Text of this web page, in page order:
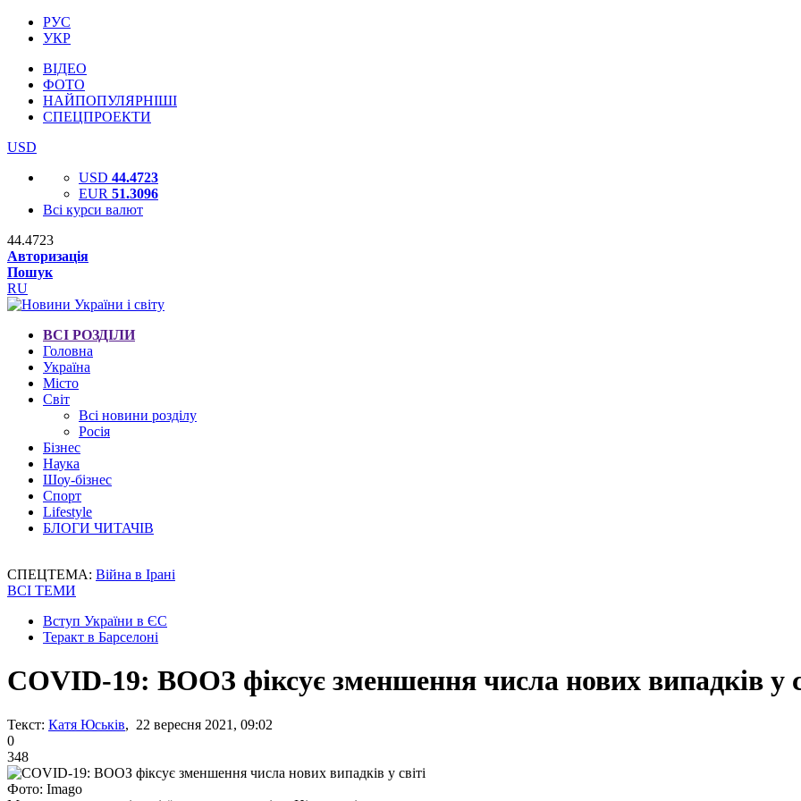
РУС
УКР
ВІДЕО
ФОТО
НАЙПОПУЛЯРНІШІ
СПЕЦПРОЕКТИ
USD
USD 44.4723
EUR 51.3096
Всі курси валют
44.4723
Авторизація
Пошук
RU
ВСІ РОЗДІЛИ
Головна
Україна
Місто
Світ
Всі новини розділу
Росія
Бізнес
Наука
Шоу-бізнес
Спорт
Lifestyle
БЛОГИ ЧИТАЧІВ
СПЕЦТЕМА: Війна в Ірані
ВСІ ТЕМИ
Вступ України в ЄС
Теракт в Барселоні
COVID-19: ВООЗ фіксує зменшення числа нових випадків у
Текст: Катя Юськів, 22 вересня 2021, 09:02
0
348
Фото: Imago